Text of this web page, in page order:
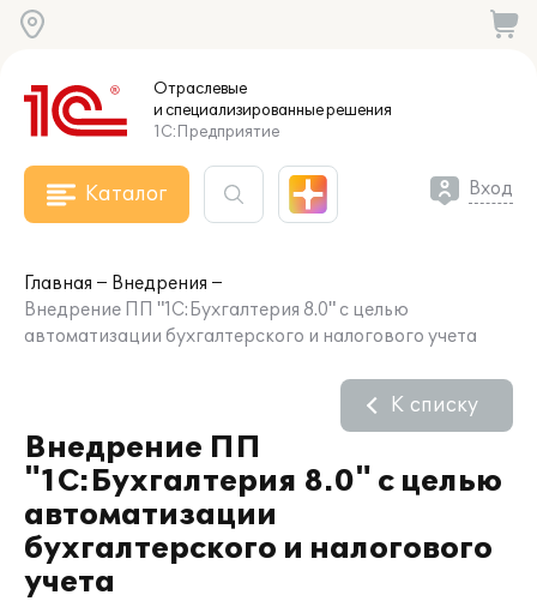
Отраслевые
и специализированныерешения
1С:Предприятие
Каталог Вход
Главная
Внедрения
Внедрение ПП "1С:Бухгалтерия 8.0" с целью
автоматизации бухгалтерского и налогового учета
Внедрение ПП
"1С:Бухгалтерия 8.0" с целью
автоматизации
бухгалтерского и налогового
учета
К списку